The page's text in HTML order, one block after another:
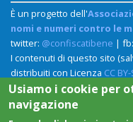
È un progetto dell'
nomi e numeri contro le
twitter: @confiscatibene | fb:
I contenuti di questo sito
distribuiti con Licenza CC
Usiamo i cookie per
navigazione